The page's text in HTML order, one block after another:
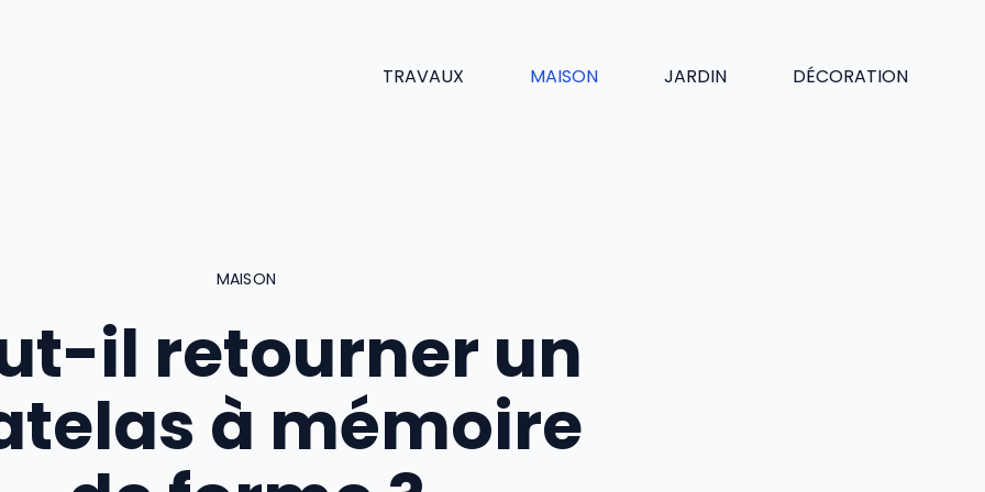
TRAVAUX MAISON JARDIN DÉCORATION
MAISON
il retourner un
à mémoire